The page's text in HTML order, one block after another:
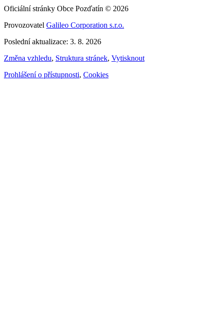
Oficiální stránky Obce Pozďatín © 2026
Provozovatel Galileo Corporation s.r.o.
Poslední aktualizace: 3. 8. 2026
Změna vzhledu, Struktura stránek, Vytisknout
Prohlášení o přístupnosti, Cookies